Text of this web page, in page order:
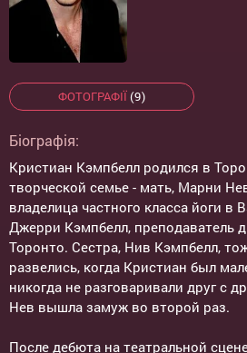
ФОТОГРАФІЇ(9)
Біографія:
Кристиан Кэмпбелл родился в
творческой семье - мать, Марни
владелица частного класса йоги в
Джерри Кэмпбелл, преподаватель
Торонто. Сестра, Нив Кэмпбелл,
развелись, когда Кристиан был
никогда не разговаривали друг с
Нев вышла замуж во второй раз.
После дебюта на театральной